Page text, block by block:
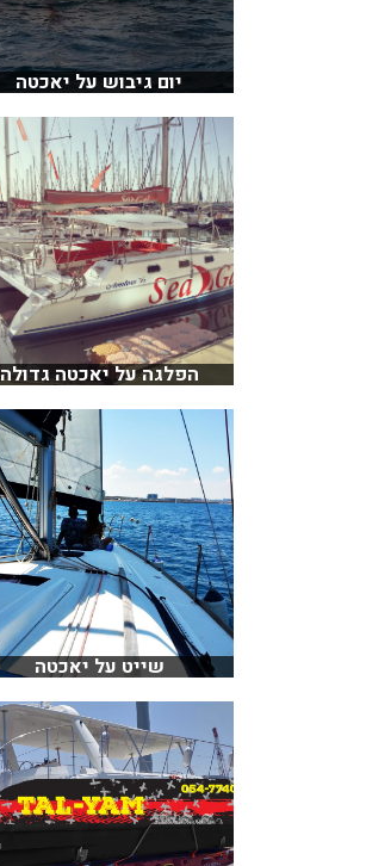
יום גיבוש על יאכטה
הפלגה על יאכטה גדולה
שייט על יאכטה